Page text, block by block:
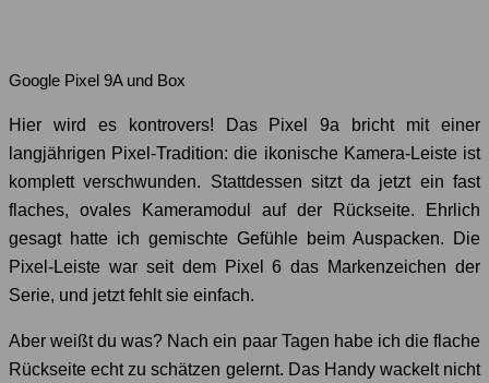
Google Pixel 9A und Box
Hier wird es kontrovers! Das Pixel 9a bricht mit einer
langjährigen Pixel-Tradition: die ikonische Kamera-Leiste ist
komplett verschwunden. Stattdessen sitzt da jetzt ein fast
flaches, ovales Kameramodul auf der Rückseite. Ehrlich
gesagt hatte ich gemischte Gefühle beim Auspacken. Die
Pixel-Leiste war seit dem Pixel 6 das Markenzeichen der
Serie, und jetzt fehlt sie einfach.
Aber weißt du was? Nach ein paar Tagen habe ich die flache
Rückseite echt zu schätzen gelernt. Das Handy wackelt nicht